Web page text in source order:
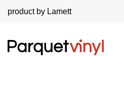
product by Lamett